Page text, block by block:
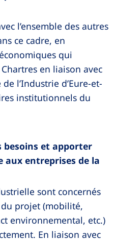
l’ensemble des autres
ce cadre, en
qui
en liaison avec
l’Industrie d’Eure-et-
institutionnels du
besoins et apporter
aux entreprises de la
sont concernés
projet (mobilité,
environnemental, etc.)
En liaison avec